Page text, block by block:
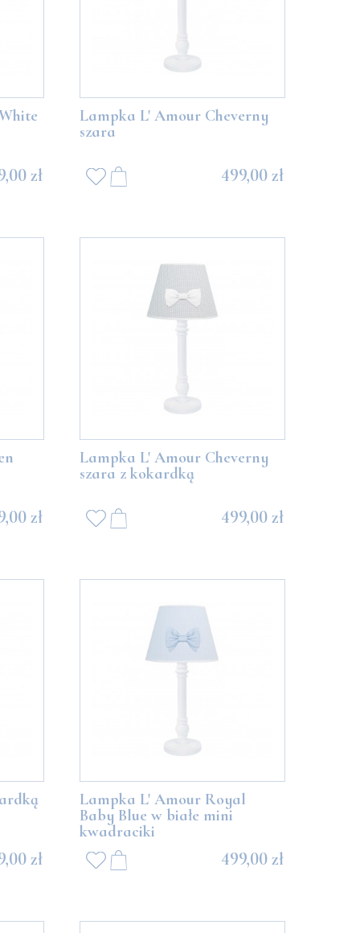
zł
Lampka L' Amour Cheverny
szara
499,00 zł
zł
Lampka L' Amour Cheverny
szara z kokardką
499,00 zł
zł
Lampka L' Amour Royal
Baby Blue w białe mini
kwadraciki
499,00 zł